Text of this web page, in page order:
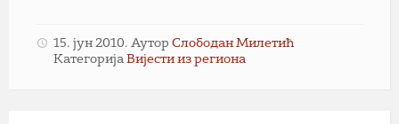
15. јун 2010. Аутор Слободан Милетић
Категорија Вијести из региона